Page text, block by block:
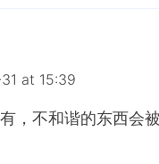
at 15:39
，不和谐的东西会